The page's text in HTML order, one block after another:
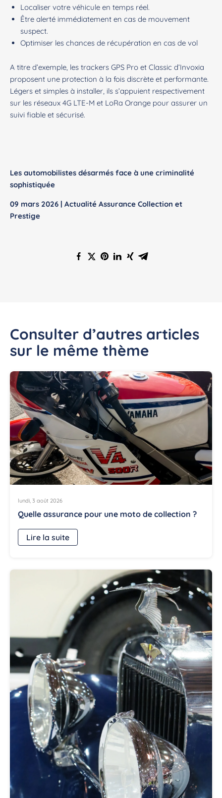
Localiser votre véhicule en temps réel.
Être alerté immédiatement en cas de mouvement
suspect.
Optimiser les chances de récupération en cas de vol
A titre d’exemple, les trackers GPS Pro et Classic d’Invoxia
proposent une protection à la fois discrète et performante.
Légers et simples à installer, ils s’appuient respectivement
sur les réseaux 4G LTE-M et LoRa Orange pour assurer un
suivi fiable et sécurisé.
Les automobilistes désarmés face à une criminalité
sophistiquée
09 mars 2026 | Actualité Assurance Collection et
Prestige
Consulter d’autres articles
sur le même thème
lundi, 3 août 2026
Quelle assurance pour une moto de collection ?
Lire la suite